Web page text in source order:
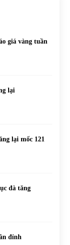
giá vàng tuần
lại
lại mốc 121
đà tăng
đỉnh